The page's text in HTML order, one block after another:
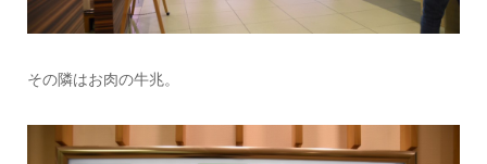
その隣はお肉の牛兆。